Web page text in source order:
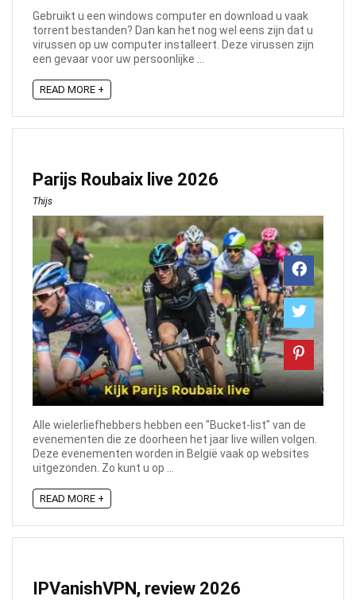
Gebruikt u een windows computer en download u vaak
torrent bestanden? Dan kan het nog wel eens zijn dat u
virussen op uw computer installeert. Deze virussen zijn
een gevaar voor uw persoonlijke ...
READ MORE +
Parijs Roubaix live 2026
Thijs
Alle wielerliefhebbers hebben een "Bucket-list" van de
evenementen die ze doorheen het jaar live willen volgen.
Deze evenementen worden in België vaak op websites
uitgezonden. Zo kunt u op ...
READ MORE +
IPVanishVPN, review 2026